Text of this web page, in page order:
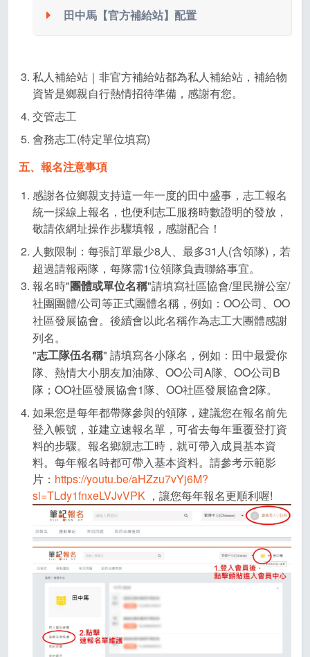
田中馬【官方補給站】配置
私人補給站｜非官方補給站都為私人補給站，補給物
資皆是鄉親自行熱情招待準備，感謝有您。
交管志工
會務志工(特定單位填寫)
五、報名注意事項
感謝各位鄉親支持這一年一度的田中盛事，志工報名
統一採線上報名，也便利志工服務時數證明的發放，
敬請依網址操作步驟填報，感謝配合！
人數限制：每張訂單最少8人、最多31人(含領隊)，若
超過請報兩隊，每隊需1位領隊負責聯絡事宜。
報名時"團體或單位名稱"請填寫社區協會/里民辦公室/
社團團體/公司等正式團體名稱，例如：OO公司、OO
社區發展協會。後續會以此名稱作為志工大團體感謝
列名。
"志工隊伍名稱" 請填寫各小隊名，例如：田中最愛你
隊、熱情大小朋友加油隊、OO公司A隊、OO公司B
隊；OO社區發展協會1隊、OO社區發展協會2隊。
如果您是每年都帶隊參與的領隊，建議您在報名前先
登入帳號，並建立速報名單，可省去每年重覆登打資
料的步驟。報名鄉親志工時，就可帶入成員基本資
料。每年報名時都可帶入基本資料。請參考示範影
片： https://youtu.be/aHZzu7vYj6M?
si=TLdy1fnxeLVJvVPK ，讓您每年報名更順利喔!